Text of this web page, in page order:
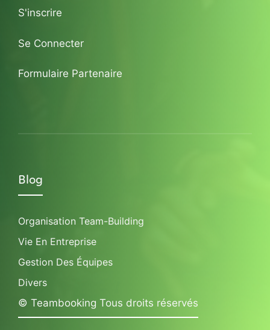
S'inscrire
Se Connecter
Formulaire Partenaire
Blog
Organisation Team-Building
Vie En Entreprise
Gestion Des Équipes
Divers
© Teambooking Tous droits réservés